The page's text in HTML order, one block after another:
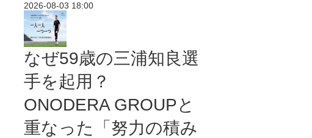
2026-08-03 18:00
なぜ59歳の三浦知良選
手を起用？
ONODERA GROUPと
重なった「努力の積み